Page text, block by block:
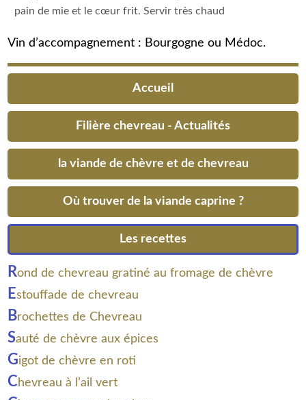
pain de mie et le cœur frit. Servir très chaud
Vin d’accompagnement : Bourgogne ou Médoc.
Accueil
Filière chevreau - Actualités
la viande de chèvre et de chevreau
Où trouver de la viande caprine ?
Les recettes
Rond de chevreau gratiné au fromage de chèvre
Estouffade de chevreau
Brochettes de Chevreau
Sauté de chèvre aux épices
Gigot de chèvre en roti
C hevreau à l’ail vert